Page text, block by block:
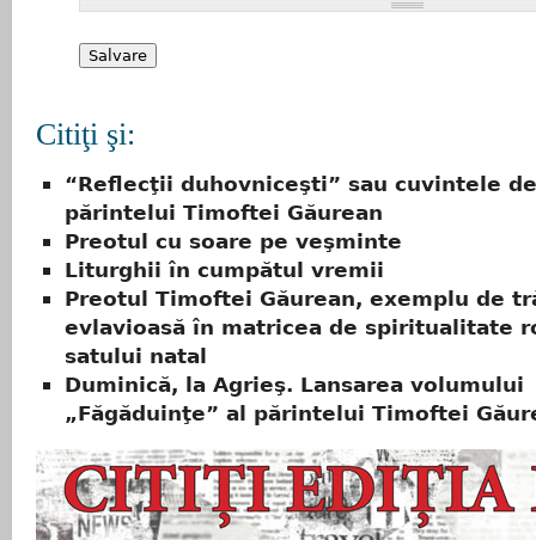
Citiţi şi:
“Reflecţii duhovniceşti” sau cuvintele
părintelui Timoftei Găurean
Preotul cu soare pe veşminte
Liturghii în cumpătul vremii
Preotul Timoftei Găurean, exemplu de
evlavioasă în matricea de spiritualitate
satului natal
Duminică, la Agrieş. Lansarea volumului
„Făgăduinţe” al părintelui Timoftei